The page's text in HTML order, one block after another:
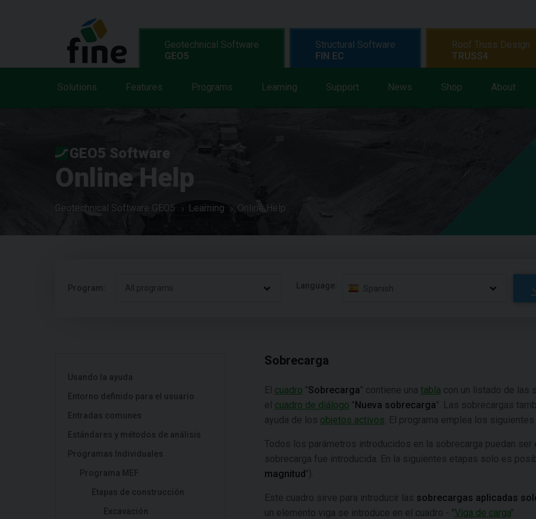
Geotechnical Software
GEO5
Solutions Features Programs Learning Support News Shop About
Structural Software
FIN EC
Roof Truss Design
TRUSS4
GEO5 Software
Online Help
Geotechnical Software GEO5 Learning Online Help
Program: All programs Language: Spanish
Usando la ayuda
Entorno definido para el usuario
Entradas comunes
Estándares y métodos de análisis
Programas Individuales
Programa MEF
Etapas de construcción
Excavación
Sobrecarga
El cuadro "Sobrecarga" contiene una tabla con un listado de las
el cuadro de diálogo "Nueva sobrecarga". Las sobrecargas
ayuda de los objetos activos . El programa emplea los siguientes
Todos los parámetros introducidos en la sobrecarga puedan
sobrecarga fue introducida. En la siguientes etapas solo es
magnitud").
Este cuadro sirve para introducir las sobrecargas aplicadas
un elemento viga se introduce en el cuadro - "Viga de carga".